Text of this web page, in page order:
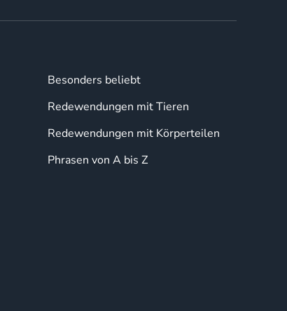
Besonders beliebt
Redewendungen mit Tieren
Redewendungen mit Körperteilen
Phrasen von A bis Z